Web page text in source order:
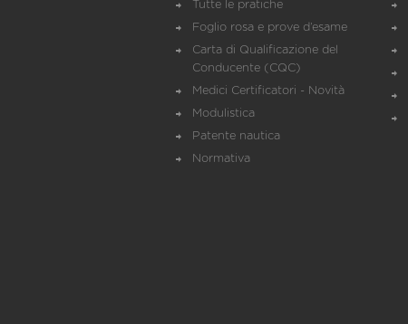
Tutte le pratiche
Foglio rosa e prove d’esame
Carta di Qualificazione del
Conducente (CQC)
Medici Certificatori - Novità
Modulistica
Patente nautica
Normativa